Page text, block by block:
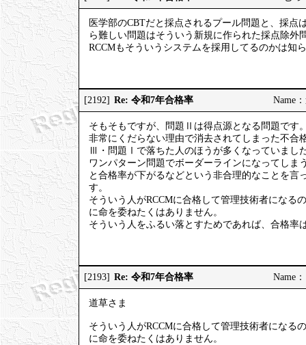
医学部のCBTだと採点されるプール問題と、採
ら難しい問題はそういう新規に作られた採点除外
RCCMもそういうシステムを採用してるのかは知
[2192] Re: 令和7年合格率 Name
そもそもですが、問題Ⅱは得点源となる問題です
非常にくだらない理由で消去されてしまった不
Ⅲ・問題Ⅰで落ちた人のほうが多くなっていまし
ワンパターン問題でボーダーラインになってし
と合格率が下がるなどという非合理的なことを
す。
そういう人がRCCMに合格して管理技術者になる
に命を委ねたくはありません。
そういう人をふるい落とすためであれば、合格率
[2193] Re: 令和7年合格率 Name
道草さま
そういう人がRCCMに合格して管理技術者になる
に命を委ねたくはありません。